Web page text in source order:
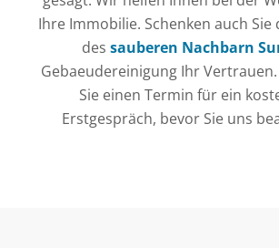
Ihre Immobilie. Schenken auch
dessauberen Nachbarn
Gebaeudereinigung Ihr
Sie einen Termin für ein
Erstgespräch, bevor Sie uns